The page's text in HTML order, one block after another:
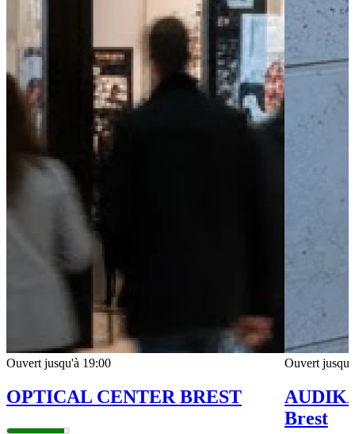
Ouvert jusqu'à 19:00
OPTICAL CENTER BREST
Ouvert
Brest